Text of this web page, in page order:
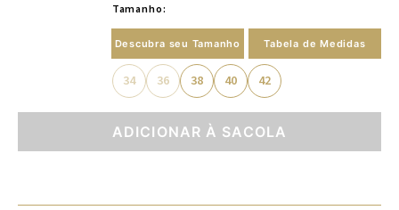
Tamanho:
Descubra seu Tamanho Tabela de Medidas
34 36 38 40 42
ADICIONAR À SACOLA